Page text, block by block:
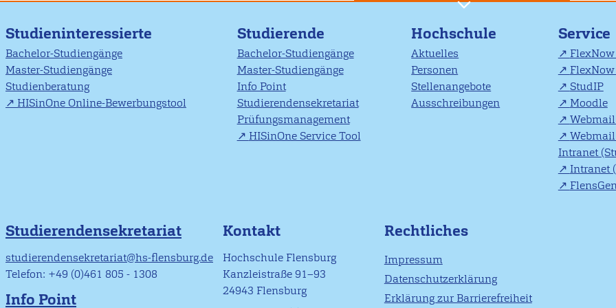
Studieninteressierte
Bachelor-Studiengänge
Master-Studiengänge
Studienberatung
HISinOne Online-Bewerbungstool
Studierende
Bachelor-Studiengänge
Master-Studiengänge
Info Point
Studierendensekretariat
Prüfungsmanagement
HISinOne Service Tool
Hochschule
Aktuelles
Personen
Stellenangebote
Ausschreibungen
Service
StudIP
Moodle
Intranet
Intranet
Studierendensekretariat
studierendensekretariat@hs-flensburg.de
Telefon: +49 (0)461 805 - 1308
Info Point
Kontakt
Hochschule Flensburg
Kanzleistraße 91–93
24943 Flensburg
Rechtliches
Impressum
Datenschutzerklärung
Erklärung zur Barrierefreiheit